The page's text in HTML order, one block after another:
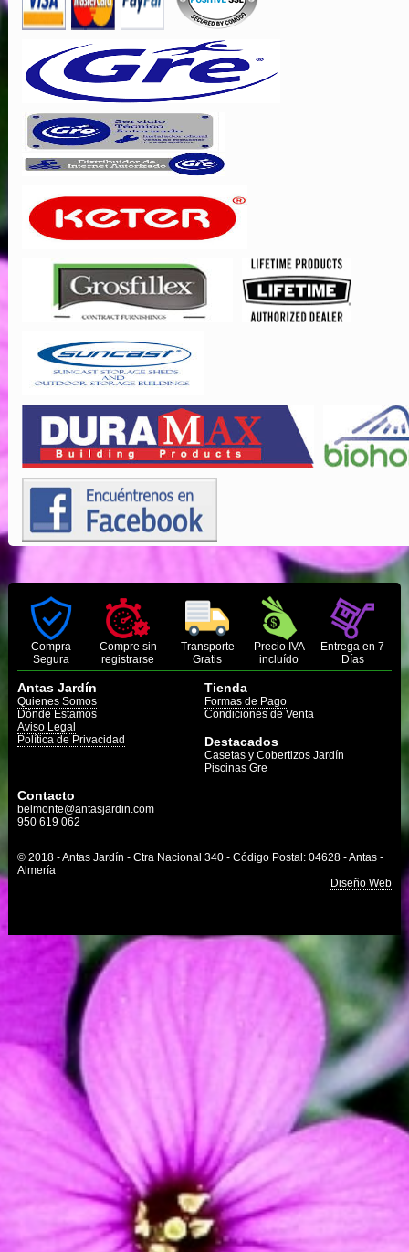
Compra
Segura
Compre sin
registrarse
Transporte
Gratis
Precio IVA
incluído
Entrega en 7
Días
Antas Jardín
Quienes Somos
Dónde Estamos
Aviso Legal
Política de Privacidad
Tienda
Formas de Pago
Condiciones de Venta
Destacados
Casetas y Cobertizos Jardín
Piscinas Gre
Contacto
belmonte@antasjardin.com
950 619 062
© 2018 - Antas Jardín - Ctra Nacional 340 - Código Postal: 04628 - Antas -
Almería
Diseño Web